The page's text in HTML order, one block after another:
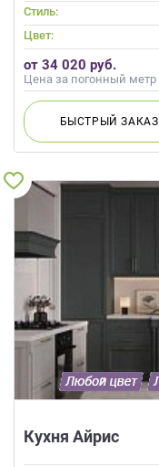
Стиль:
Цвет:
от 34 020 руб.
Цена за погонный метр
БЫСТРЫЙЗАКАЗ
Кухня Айрис